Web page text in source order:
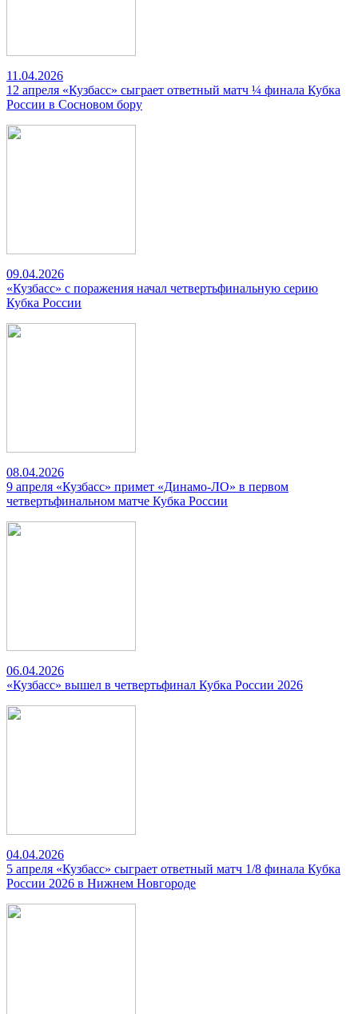
11.04.2026
12 апреля «Кузбасс» сыграет ответный матч ¼ финала Кубка
России в Сосновом бору
09.04.2026
«Кузбасс» с поражения начал четвертьфинальную серию
Кубка России
08.04.2026
9 апреля «Кузбасс» примет «Динамо-ЛО» в первом
четвертьфинальном матче Кубка России
06.04.2026
«Кузбасс» вышел в четвертьфинал Кубка России 2026
04.04.2026
5 апреля «Кузбасс» сыграет ответный матч 1/8 финала Кубка
России 2026 в Нижнем Новгороде